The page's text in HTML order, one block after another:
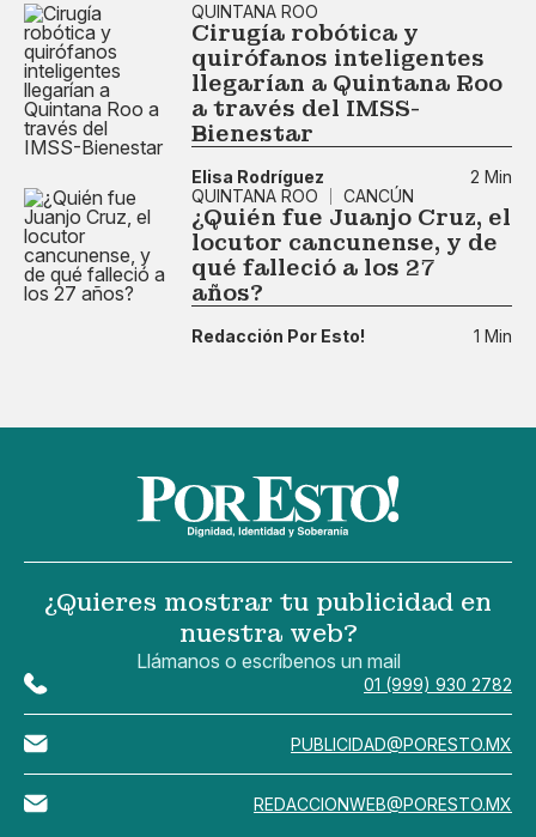
QUINTANA ROO
Cirugía robótica y
quirófanos inteligentes
llegarían a Quintana Roo
a través del IMSS-
Bienestar
Elisa Rodríguez
2 Min
QUINTANA ROO
CANCÚN
¿Quién fue Juanjo Cruz, el
locutor cancunense, y de
qué falleció a los 27
años?
Redacción Por Esto! 1 Min
¿Quieres mostrar tu publicidad en
nuestra web?
Llámanos o escríbenos un mail
01 (999) 930 2782
PUBLICIDAD@PORESTO.MX
REDACCIONWEB@PORESTO.MX